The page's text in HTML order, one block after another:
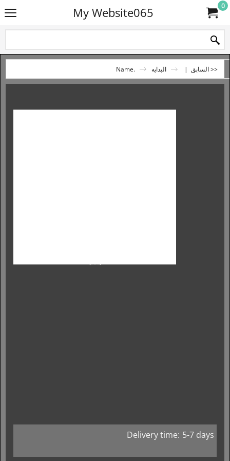
My Website065 0
<< السابق | البدايه .Name
Delivery time: 5-7 days